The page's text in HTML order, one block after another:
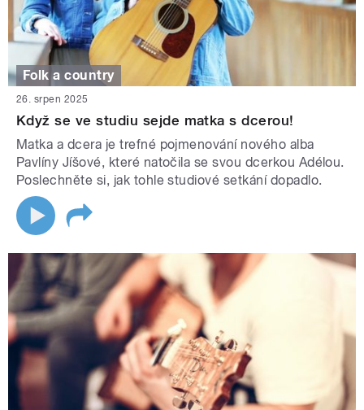
Folk a country
26. srpen 2025
Když se ve studiu sejde matka s dcerou!
Matka a dcera je trefné pojmenování nového alba
Pavlíny Jíšové, které natočila se svou dcerkou Adélou.
Poslechněte si, jak tohle studiové setkání dopadlo.